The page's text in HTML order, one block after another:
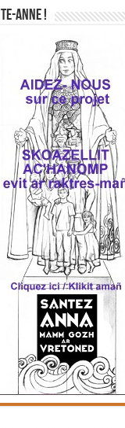
Anne !